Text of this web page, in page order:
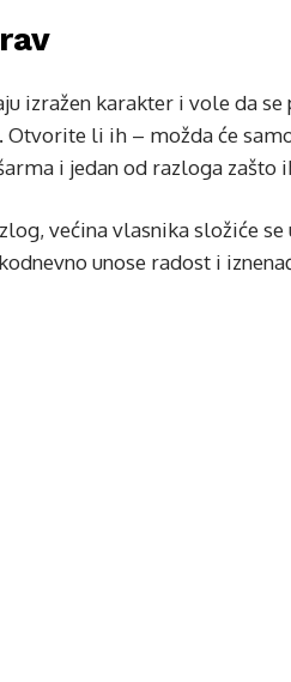
izražen karakter i vole da
Otvorite li ih – možda će
i jedan od razloga
većina vlasnika složiće
unose radost i